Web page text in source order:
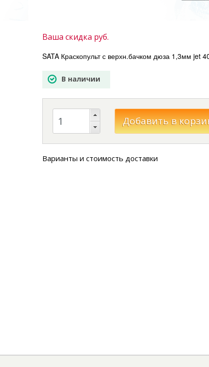
Ваша скидка руб.
SATA Краскопульт с верхн.бачком дюза 1,3мм jet
В наличии
Варианты и стоимость доставки